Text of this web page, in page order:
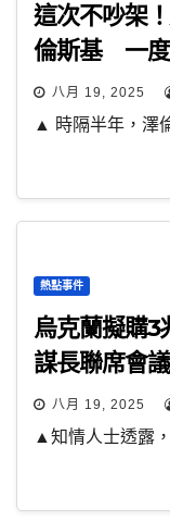
這次不吵架
倫斯基 一度
八月 19, 2025
▲ 時隔半年，澤
熱點事件
烏克蘭擬購3
謀長聯席會
八月 19, 2025
▲知情人士透露